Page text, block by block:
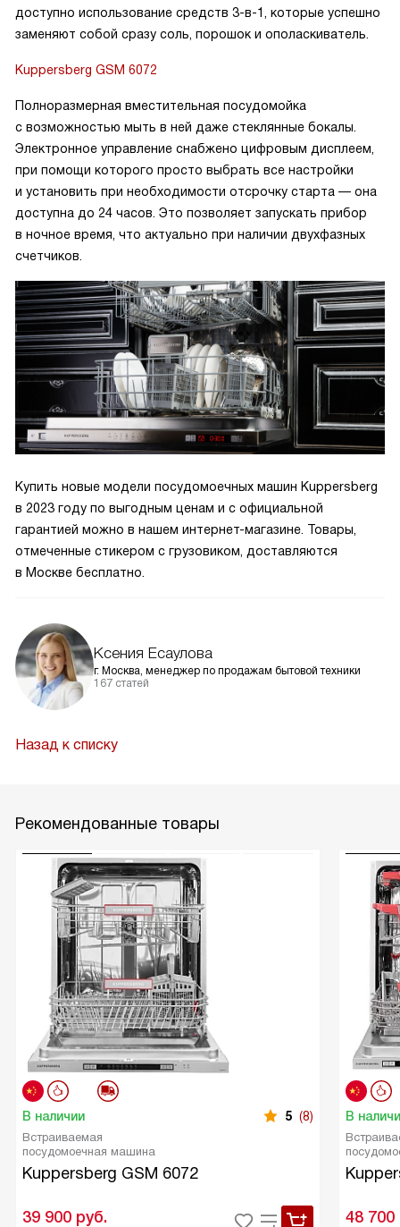
доступно использование средств 3-в-1, которые успешно
заменяют собой сразу соль, порошок и ополаскиватель.
Kuppersberg GSM 6072
Полноразмерная вместительная посудомойка
с возможностью мыть в ней даже стеклянные бокалы.
Электронное управление снабжено цифровым дисплеем,
при помощи которого просто выбрать все настройки
и установить при необходимости отсрочку старта — она
доступна до 24 часов. Это позволяет запускать прибор
в ночное время, что актуально при наличии двухфазных
счетчиков.
Купить новые модели посудомоечных машин Kuppersberg
в 2023 году по выгодным ценам и с официальной
гарантией можно в нашем интернет-магазине. Товары,
отмеченные стикером с грузовиком, доставляются
в Москве бесплатно.
Ксения Есаулова
г. Москва, менеджер по продажам бытовой техники
167 статей
Назад к списку
Рекомендованные товары
В наличии 5 (8)
Встраиваемая
посудомоечная машина
Kuppersberg GSM 6072
39 900 руб.
В
48 700